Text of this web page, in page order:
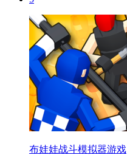
布娃娃战斗模拟器游戏